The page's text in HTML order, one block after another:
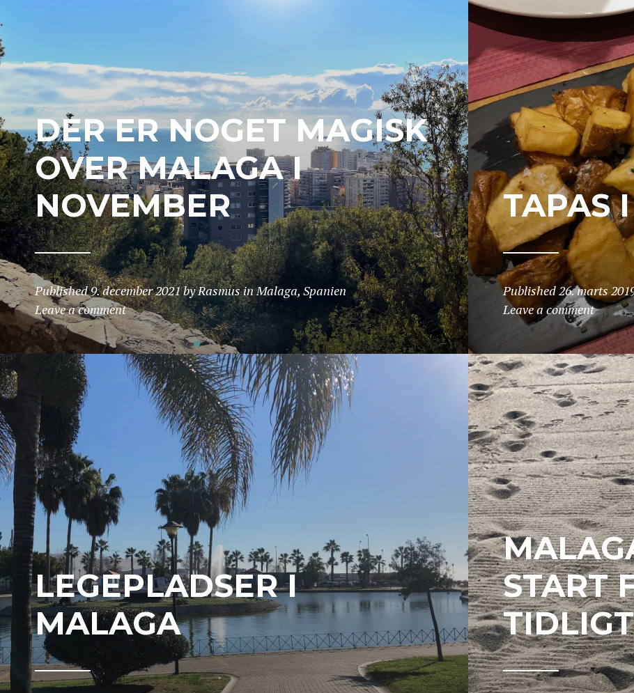
DER ER NOGET MAGISK
OVER MALAGA I
NOVEMBER
Published9. december 2021byRasmusinMalaga, Spanien
Leave a comment
TAPAS
Published26. marts
Leave a comment
LEGEPLADSER I
MALAGA
START
TIDLIGT